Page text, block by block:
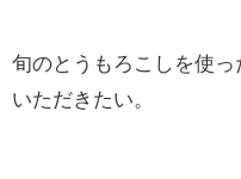
旬のとうもろこしを使
いただきたい。